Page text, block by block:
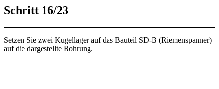
Schritt 16/23
Setzen Sie zwei Kugellager auf das Bauteil SD-B (Riemenspanner)
auf die dargestellte Bohrung.